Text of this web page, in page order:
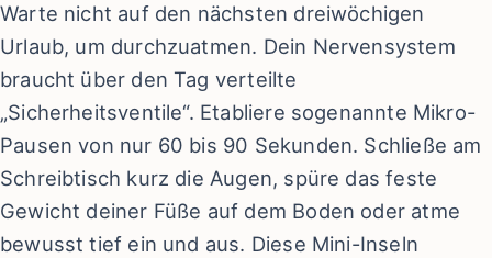
Warte nicht auf den nächsten dreiwöchigen
Urlaub, um durchzuatmen. Dein Nervensystem
braucht über den Tag verteilte
„Sicherheitsventile“. Etabliere sogenannte Mikro-
Pausen von nur 60 bis 90 Sekunden. Schließe am
Schreibtisch kurz die Augen, spüre das feste
Gewicht deiner Füße auf dem Boden oder atme
bewusst tief ein und aus. Diese Mini-Inseln